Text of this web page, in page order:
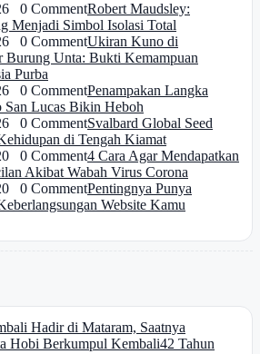
0 CommentRobert Maudsley:
Menjadi Simbol Isolasi Total
0 CommentUkiran Kuno di
Burung Unta: Bukti Kemampuan
Purba
0 CommentPenampakan Langka
San Lucas Bikin Heboh
0 CommentSvalbard Global Seed
di Tengah Kiamat
0 Comment4 Cara Agar Mendapatkan
Akibat Wabah Virus Corona
0 CommentPentingnya Punya
Website Kamu
Hadir di Mataram, Saatnya
Hobi Berkumpul Kembali42 Tahun